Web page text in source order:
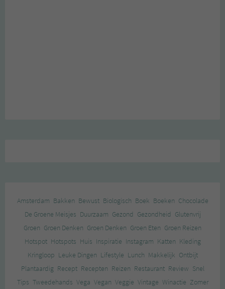
Amsterdam Bakken Bewust Biologisch Boek Boeken Chocolade
De Groene Meisjes Duurzaam Gezond Gezondheid Glutenvrij
Groen Groen Denken Groen Denken Groen Eten Groen Reizen
Hotspot Hotspots Huis Inspiratie Instagram Katten Kleding
Kringloop Leuke Dingen Lifestyle Lunch Makkelijk Ontbijt
Plantaardig Recept Recepten Reizen Restaurant Review Snel
Tips Tweedehands Vega Vegan Veggie Vintage Winactie Zomer